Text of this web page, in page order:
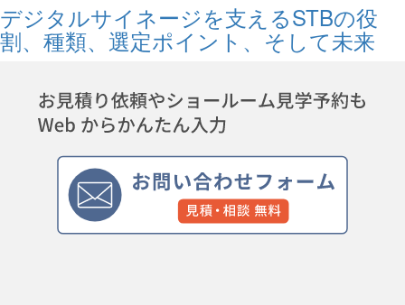
デジタルサイネージを支えるSTBの役
割、種類、選定ポイント、そして未来